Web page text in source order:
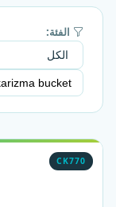
الفئة:
CK770